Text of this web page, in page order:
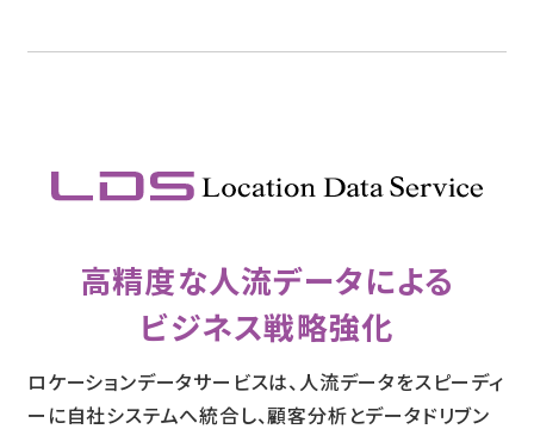
高精度な人流データによる
ビジネス戦略強化
ロケーションデータサービスは、人流データをスピーディ
ーに自社システムへ統合し、顧客分析とデータドリブン